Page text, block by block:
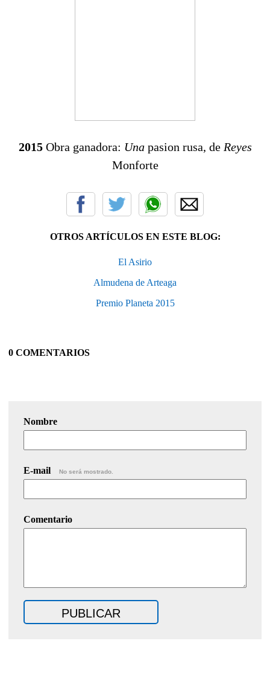
2015 Obra ganadora: Unapasion rusa, de Reyes
Monforte
OTROS ARTÍCULOS EN ESTE BLOG:
El Asirio
Almudena de Arteaga
Premio Planeta 2015
0 COMENTARIOS
Nombre
E-mail No será mostrado.
Comentario